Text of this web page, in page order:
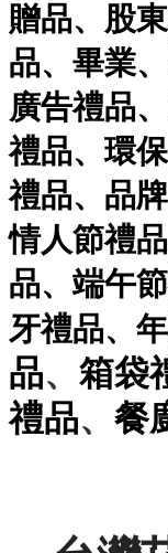
贈品、 股
品、 畢業、
廣告禮品、
禮品、環保
禮品、 品牌
情人節禮品
品、端午
牙禮品、
品、 箱袋
禮品、 餐